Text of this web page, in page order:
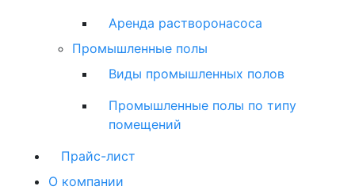
Аренда растворонасоса
Промышленные полы
Виды промышленных полов
Промышленные полы по типу
помещений
Прайс-лист
О компании